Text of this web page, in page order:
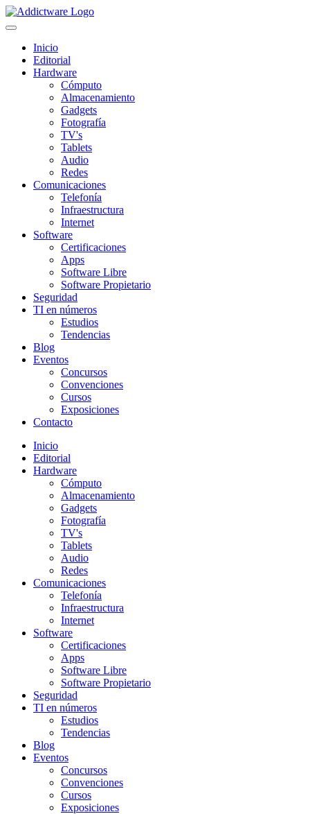
Inicio
Editorial
Hardware
Cómputo
Almacenamiento
Gadgets
Fotografía
TV's
Tablets
Audio
Redes
Comunicaciones
Telefonía
Infraestructura
Internet
Software
Certificaciones
Apps
Software Libre
Software Propietario
Seguridad
TI en números
Estudios
Tendencias
Blog
Eventos
Concursos
Convenciones
Cursos
Exposiciones
Contacto
Inicio
Editorial
Hardware
Cómputo
Almacenamiento
Gadgets
Fotografía
TV's
Tablets
Audio
Redes
Comunicaciones
Telefonía
Infraestructura
Internet
Software
Certificaciones
Apps
Software Libre
Software Propietario
Seguridad
TI en números
Estudios
Tendencias
Blog
Eventos
Concursos
Convenciones
Cursos
Exposiciones